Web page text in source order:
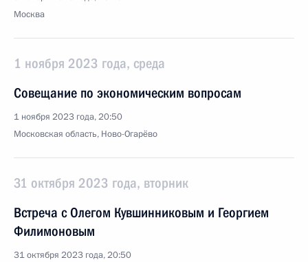
Москва
1 ноября 2023 года, среда
Совещание по экономическим вопросам
1 ноября 2023 года, 20:50
Московская область, Ново-Огарёво
31 октября 2023 года, вторник
Встреча с Олегом Кувшинниковым и Георгием
Филимоновым
31 октября 2023 года, 20:50